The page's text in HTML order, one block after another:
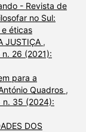
- Revista de
no Sul:
éticas
JUSTIÇA ,
26 (2021):
para a
Quadros ,
n. 35 (2024):
DOS